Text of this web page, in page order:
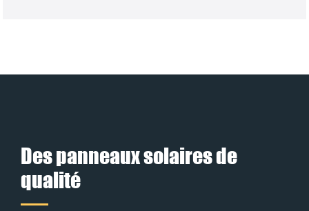
Des panneaux solaires de
qualité